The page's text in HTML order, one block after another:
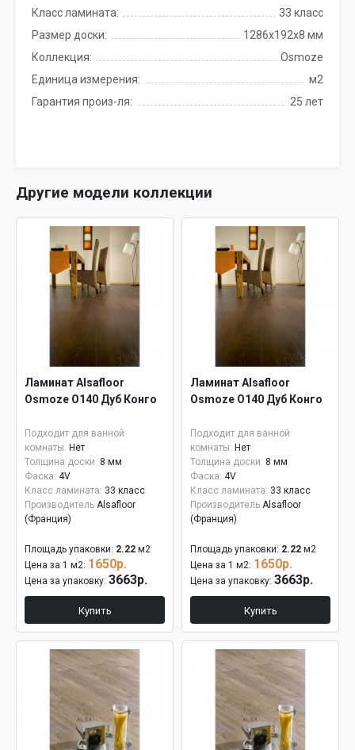
Класс ламината:
33 класс
Размер доски:
1286х192х8 мм
Коллекция:
Osmoze
Единица измерения:
м2
Гарантия произ-ля:
25 лет
Другие модели коллекции
Ламинат Alsafloor
Osmoze O140 Дуб Конго
Подходит для ванной
комнаты: Нет
Толщина доски: 8 мм
Фаска: 4V
Класс ламината: 33 класс
Производитель Alsafloor
(Франция)
Площадь упаковки: 2.22 м2
Цена за 1 м2: 1650р.
Цена за упаковку: 3663р.
Купить
Ламинат Alsafloor
Osmoze O140 Дуб Конго
Подходит для ванной
комнаты: Нет
Толщина доски: 8 мм
Фаска: 4V
Класс ламината: 33 класс
Производитель Alsafloor
(Франция)
Площадь упаковки: 2.22 м2
Цена за 1 м2: 1650р.
Цена за упаковку: 3663р.
Купить